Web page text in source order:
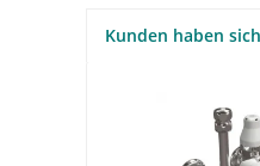
Kunden haben